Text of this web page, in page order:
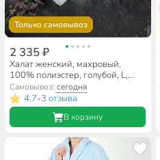
Только самовывоз
2 335 ₽
Халат женский, махровый,
100% полиэстер, голубой, L,
125х58х57 см, A160004
Самовывоз:сегодня
4.7•3 отзыва
В корзину